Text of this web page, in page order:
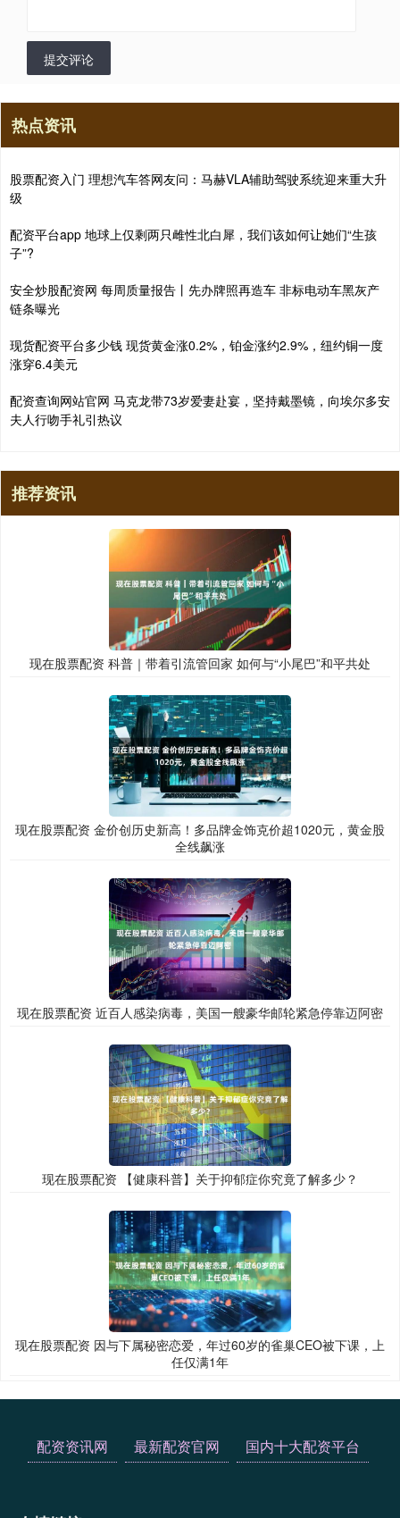
提交评论
热点资讯
股票配资入门 理想汽车答网友问：马赫VLA辅助驾驶系统迎来重大升
级
配资平台app 地球上仅剩两只雌性北白犀，我们该如何让她们“生孩
子”?
安全炒股配资网 每周质量报告丨先办牌照再造车 非标电动车黑灰产
链条曝光
现货配资平台多少钱 现货黄金涨0.2%，铂金涨约2.9%，纽约铜一度
涨穿6.4美元
配资查询网站官网 马克龙带73岁爱妻赴宴，坚持戴墨镜，向埃尔多安
夫人行吻手礼引热议
推荐资讯
现在股票配资 科普｜带着引流管回家 如何与“小尾巴”和平共处
现在股票配资 金价创历史新高！多品牌金饰克价超1020元，黄金股
全线飙涨
现在股票配资 近百人感染病毒，美国一艘豪华邮轮紧急停靠迈阿密
现在股票配资 【健康科普】关于抑郁症你究竟了解多少？
现在股票配资 因与下属秘密恋爱，年过60岁的雀巢CEO被下课，上
任仅满1年
配资资讯网 最新配资官网 国内十大配资平台